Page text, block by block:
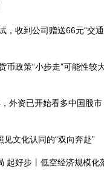
，收到公司赠送66元“交
币政策“小步走”可能性较
外资已开始看多中国股
见文化认同的“双向奔赴”
起好步丨低空经济规模化